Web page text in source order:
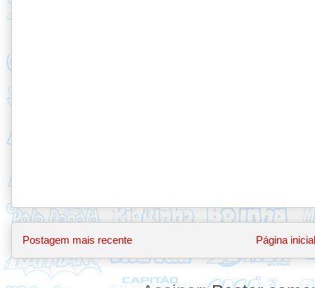
Postagem mais recente Página inicial